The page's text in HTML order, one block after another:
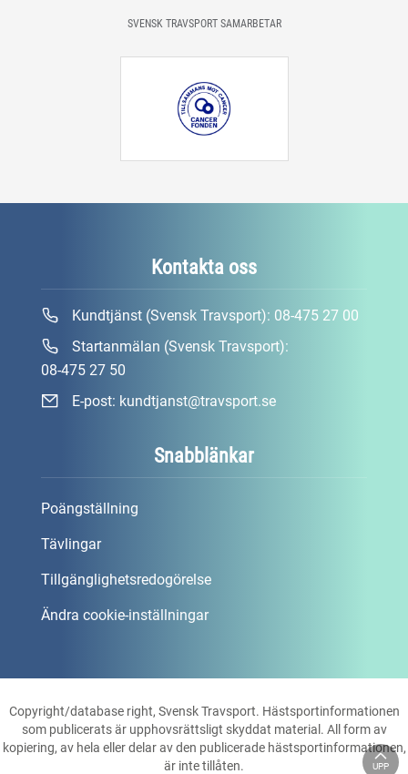
SVENSK TRAVSPORT SAMARBETAR
Snabblänkar
Poängställning
Tävlingar
Tillgänglighetsredogörelse
Ändra cookie-inställningar
Kontakta oss
Kundtjänst (Svensk Travsport): 08-475 27 00
Startanmälan (Svensk Travsport):
08-475 27 50
E-post: kundtjanst@travsport.se
UPP
Copyright/database right, Svensk Travsport. Hästsportinformationen
som publicerats är upphovsrättsligt skyddat material. All form av
kopiering, av hela eller delar av den publicerade hästsportinformationen,
är inte tillåten.